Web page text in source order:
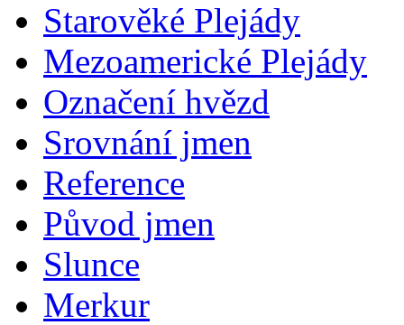
Starověké Plejády
Mezoamerické Plejády
Označení hvězd
Srovnání jmen
Reference
Původ jmen
Slunce
Merkur